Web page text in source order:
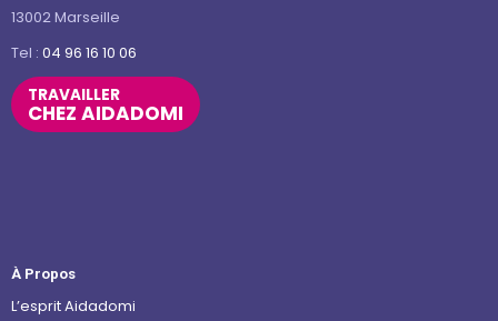
13002 Marseille
Tel : 04 96 16 10 06
TRAVAILLER
CHEZ AIDADOMI
À Propos
L’esprit Aidadomi